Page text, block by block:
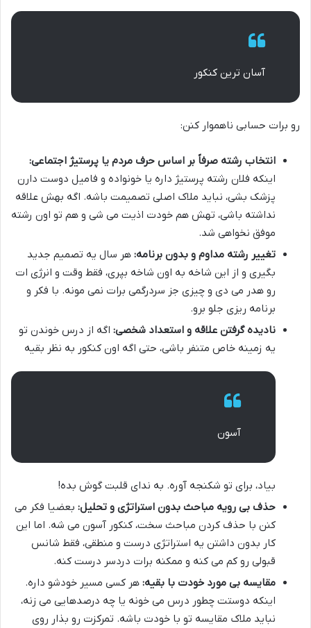
آسان ترین کنکور
رو برات حسابی ناهموار کنن:
انتخاب رشته صرفاً بر اساس حرف مردم یا پرستیژ اجتماعی:
اینکه فلان رشته پرستیژ داره یا خونواده و فامیل دوست دارن
پزشک بشی، نباید ملاک اصلی تصمیمت باشه. اگه بهش علاقه
نداشته باشی، تهش هم خودت اذیت می شی و هم تو اون رشته
موفق نخواهی شد.
تغییر رشته مداوم و بدون برنامه: هر سال یه تصمیم جدید
بگیری و از این شاخه به اون شاخه بپری، فقط وقت و انرژی ات
رو هدر می دی و چیزی جز سردرگمی برات نمی مونه. با فکر و
برنامه ریزی جلو برو.
نادیده گرفتن علاقه و استعداد شخصی: اگه از درس خوندن تو
یه زمینه خاص متنفر باشی، حتی اگه اون کنکور به نظر بقیه
آسون
بیاد، برای تو شکنجه آوره. به ندای قلبت گوش بده!
حذف بی رویه مباحث بدون استراتژی و تحلیل: بعضیا فکر می
کنن با حذف کردن مباحث سخت، کنکور آسون می شه. اما این
کار بدون داشتن یه استراتژی درست و منطقی، فقط شانس
قبولی رو کم می کنه و ممکنه برات دردسر درست کنه.
مقایسه بی مورد خودت با بقیه: هر کسی مسیر خودشو داره.
اینکه دوستت چطور درس می خونه یا چه درصدهایی می زنه،
نباید ملاک مقایسه تو با خودت باشه. تمرکزت رو بذار روی